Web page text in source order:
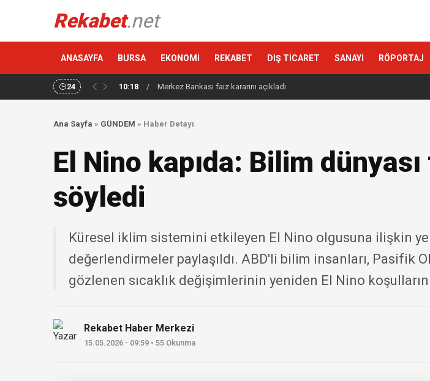
Rekabet.net
ANASAYFA BURSA EKONOMİ REKABET DIŞ TİCARET SANAYİ RÖPORTAJ
24 10:18 / Merkez Bankası faiz kararını açıkladı
Ana Sayfa » GÜNDEM » Haber Detayı
El Nino kapıda: Bilim
söyledi
Küresel iklim sistemini etkileyen El Nino olgusuna ilişkin
değerlendirmeler paylaşıldı. ABD'li bilim insanları, Pasifik
gözlenen sıcaklık değişimlerinin yeniden El Nino
Rekabet Haber Merkezi
15.05.2026 - 09:59 • 55 Okunma